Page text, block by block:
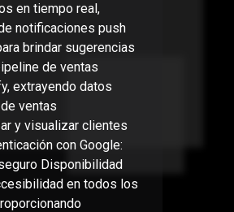
en tiempo real,
notificaciones push
brindar sugerencias
de ventas
extrayendo datos
ventas
y visualizar clientes
con Google:
Disponibilidad
en todos los